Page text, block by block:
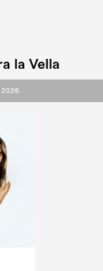
la Vella
2026
2026